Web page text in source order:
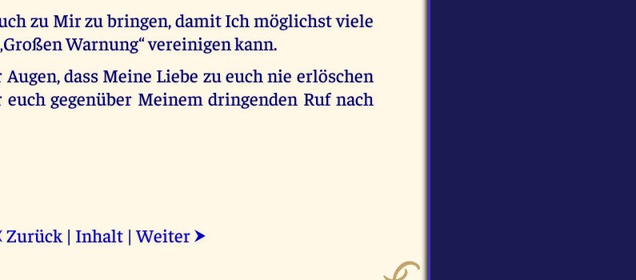
zu Mir zu bringen, damit Ich möglichst viele
Warnung“ vereinigen kann.
dass Meine Liebe zu euch nie erlöschen
gegenüber Meinem dringenden Ruf nach
Zurück | Inhalt |Weiter ⮞